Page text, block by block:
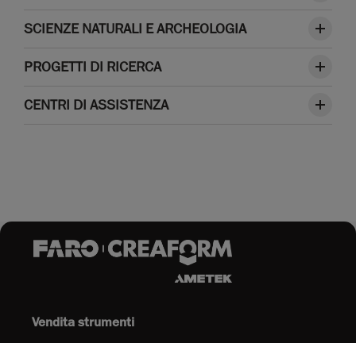
SCIENZE NATURALI E ARCHEOLOGIA
PROGETTI DI RICERCA
CENTRI DI ASSISTENZA
Vendita strumenti